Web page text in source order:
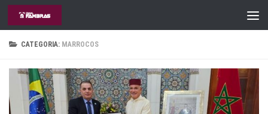
Skip to content
CATEGORIA: MARROCOS